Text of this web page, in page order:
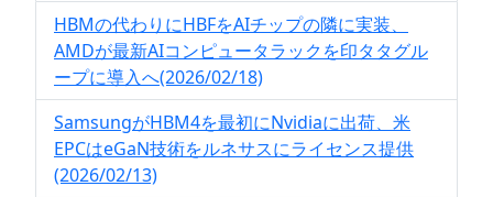
HBMの代わりにHBFをAIチップの隣に実装、
AMDが最新AIコンピュータラックを印タタグル
ープに導入へ(2026/02/18)
SamsungがHBM4を最初にNvidiaに出荷、米
EPCはeGaN技術をルネサスにライセンス提供
(2026/02/13)